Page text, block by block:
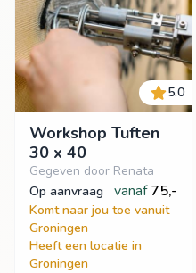
5.0
Workshop Tuften
30 x 40
Gegeven door Renata
op aanvraag
vanaf 75,-
Komt naar jou toe vanuit
Groningen
Heeft een locatie in
Groningen